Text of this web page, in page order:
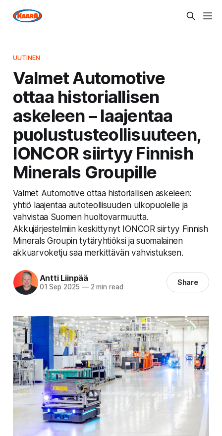
UUTINEN
Valmet Automotive
ottaa historiallisen
askeleen – laajentaa
puolustusteollisuuteen,
IONCOR siirtyy Finnish
Minerals Groupille
Valmet Automotive ottaa historiallisen askeleen:
yhtiö laajentaa autoteollisuuden ulkopuolelle ja
vahvistaa Suomen huoltovarmuutta.
Akkujärjestelmiin keskittynyt IONCOR siirtyy Finnish
Minerals Groupin tytäryhtiöksi ja suomalainen
akkuarvoketju saa merkittävän vahvistuksen.
Antti Liinpää
01 Sep 2025 —2 min read Share